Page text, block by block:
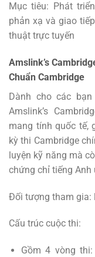
Mục tiêu: Phát
phản xạ và giao
thuật trực tuyến
Amslink’s
Chuẩn Cambridge
Dành cho các
Amslink’s
mang tính quốc tế,
kỳ thi Cambridge
luyện kỹ năng mà
chứng chỉ tiếng Anh
Đối tượng tham gia:
Cấu trúc cuộc thi:
Gồm 4 vòng